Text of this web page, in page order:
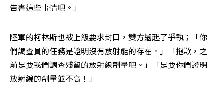
告書這些事情吧。」
陸軍的柯林斯也被上級要求封口，雙方還起了爭執；「你
們調查員的任務是證明沒有放射能的存在。」「抱歉，之
前是要我們調查殘留的放射線劑量吧。」「是要你們證明
放射線的劑量並不高！」